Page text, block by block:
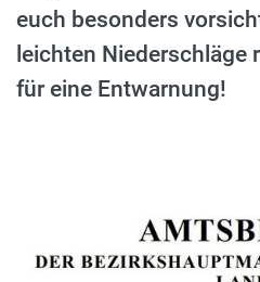
euch besonders
leichten Niederschläge
für eine Entwarnung!